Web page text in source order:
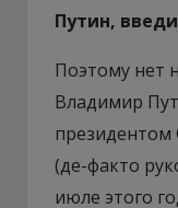
Путин,
Поэтому нет
Владимир
(де-факто
июле этого